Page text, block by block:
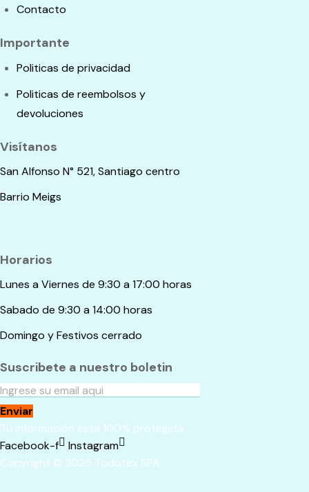
Contacto
Importante
Politicas de privacidad
Politicas de reembolsos y
devoluciones
Visítanos
San Alfonso N° 521, Santiago centro
Barrio Meigs
Horarios
Lunes a Viernes de 9:30 a 17:00 horas
Sabado de 9:30 a 14:00 horas
Domingo y Festivos cerrado
Suscribete a nuestro boletin
Enviar
Tu información esta 100% protegida
Facebook-f
Instagram
Copyright © 2025 Todotex SPA